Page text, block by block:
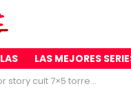
LAS MEJORES
torrent descargar o ver serie online